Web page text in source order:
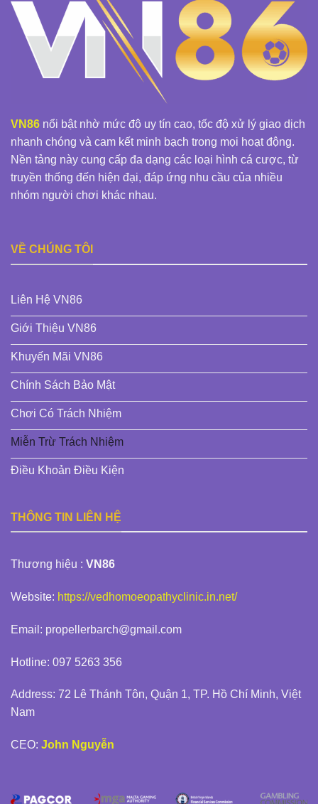
VN86 nổi bật nhờ mức độ uy tín cao, tốc độ xử lý giao dịch
nhanh chóng và cam kết minh bạch trong mọi hoạt động.
Nền tảng này cung cấp đa dạng các loại hình cá cược, từ
truyền thống đến hiện đại, đáp ứng nhu cầu của nhiều
nhóm người chơi khác nhau.
VỀ CHÚNG TÔI
Liên Hệ VN86
Giới Thiệu VN86
Khuyến Mãi VN86
Chính Sách Bảo Mật
Chơi Có Trách Nhiệm
Miễn Trừ Trách Nhiệm
Điều Khoản Điều Kiện
THÔNG TIN LIÊN HỆ
Thương hiệu : VN86
Website: https://vedhomoeopathyclinic.in.net/
Email: propellerbarch@gmail.com
Hotline: 097 5263 356
Address: 72 Lê Thánh Tôn, Quận 1, TP. Hồ Chí Minh, Việt
Nam
CEO: John Nguyễn